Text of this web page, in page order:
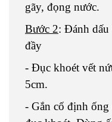
gãy, đọng nước.
Bước 2: Đánh dấu
đầy
- Đục khoét vết
5cm.
- Gắn cố định